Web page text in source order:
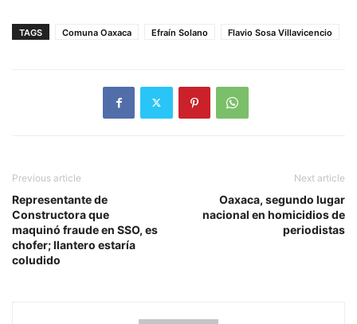
TAGS Comuna Oaxaca Efraín Solano Flavio Sosa Villavicencio
Previous article
Representante de
Constructora que
maquinó fraude en SSO, es
chofer; llantero estaría
coludido
Next article
Oaxaca, segundo lugar
nacional en homicidios de
periodistas